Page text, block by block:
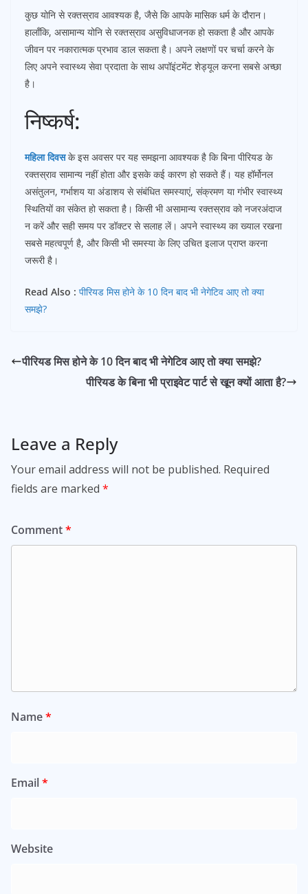
कुछ योनि से रक्तस्राव आवश्यक है, जैसे कि आपके मासिक धर्म के दौरान।
हालाँकि, असामान्य योनि से रक्तस्राव असुविधाजनक हो सकता है और आपके
जीवन पर नकारात्मक प्रभाव डाल सकता है। अपने लक्षणों पर चर्चा करने के
लिए अपने स्वास्थ्य सेवा प्रदाता के साथ अपॉइंटमेंट शेड्यूल करना सबसे अच्छा
है।
निष्कर्ष:
महिला दिवसके इस अवसर पर यह समझना आवश्यक है कि बिना पीरियड के
रक्तस्राव सामान्य नहीं होता और इसके कई कारण हो सकते हैं। यह हॉर्मोनल
असंतुलन, गर्भाशय या अंडाशय से संबंधित समस्याएं, संक्रमण या गंभीर स्वास्थ्य
स्थितियों का संकेत हो सकता है। किसी भी असामान्य रक्तस्राव को नजरअंदाज
न करें और सही समय पर डॉक्टर से सलाह लें। अपने स्वास्थ्य का ख्याल रखना
सबसे महत्वपूर्ण है, और किसी भी समस्या के लिए उचित इलाज प्राप्त करना
जरूरी है।
Read Also : पीरियड मिस होने के 10 दिन बाद भी नेगेटिव आए तो क्या
समझे?
पीरियड मिस होने के 10 दिन बाद भी नेगेटिव आए तो क्या समझे?
पीरियड के बिना भी प्राइवेट पार्ट से खून क्यों आता है?
Leave a Reply
Your email address will not be published. Required
fields are marked *
Comment*
Name*
Email*
Website